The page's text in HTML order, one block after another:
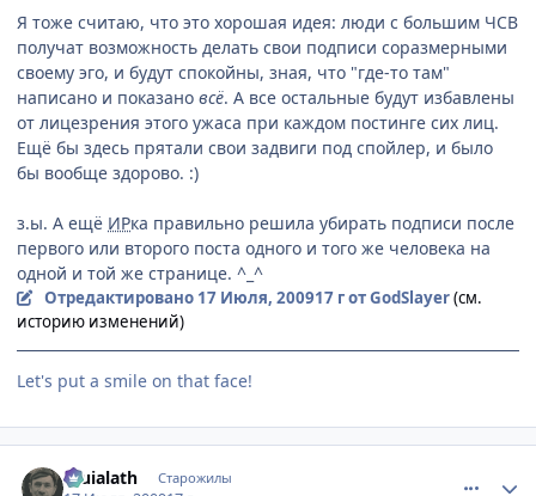
Я тоже считаю, что это хорошая идея: люди с большим ЧСВ
получат возможность делать свои подписи соразмерными
своему эго, и будут спокойны, зная, что "где-то там"
написано и показано всё. А все остальные будут избавлены
от лицезрения этого ужаса при каждом постинге сих лиц.
Ещё бы здесь прятали свои задвиги под спойлер, и было
бы вообще здорово. :)
з.ы. А ещё ИРка правильно решила убирать подписи после
первого или второго поста одного и того же человека на
одной и той же странице. ^_^
Отредактировано 17 Июля, 200917 гот GodSlayer(см.
историю изменений)
Let's put a smile on that face!
Eruialath Старожилы